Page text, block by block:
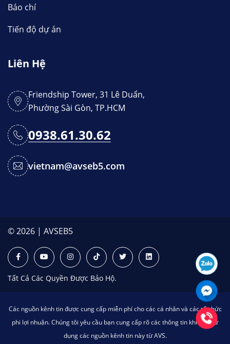
Báo chí
Tiến độ dự án
Liên Hệ
Friendship Tower, 31 Lê Duẩn,
Phường Sài Gòn, TP.HCM
0938.61.30.62
vietnam@avseb5.com
© 2026 | AVSEB5
Tất Cả Các Quyền Được Bảo Hộ.
Các nguồn kênh tin được cung cấp miễn phí cho các cá nhân và các tổ chức
phi lợi nhuận. Chúng tôi yêu cầu bạn cung cấp rõ các thông tin khi bạn sử
dụng các nguồn kênh tin này từ AVS.